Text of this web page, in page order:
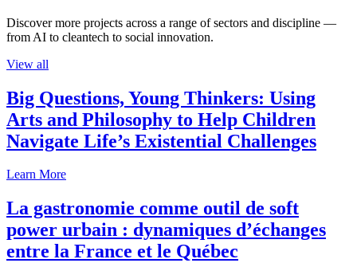
Discover more projects across a range of sectors and discipline —
from AI to cleantech to social innovation.
View all
Big Questions, Young Thinkers: Using
Arts and Philosophy to Help Children
Navigate Life’s Existential Challenges
Learn More
La gastronomie comme outil de soft
power urbain : dynamiques d’échanges
entre la France et le Québec